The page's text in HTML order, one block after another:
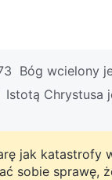
Bóg wcielony
Istotą Chrystusa
jak katastrofy
sobie sprawę,